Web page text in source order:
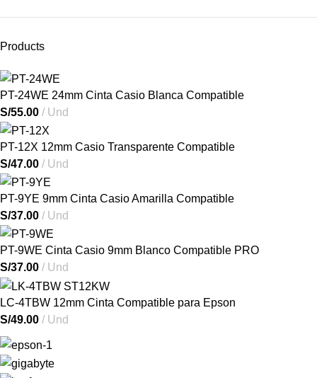
Products
PT-24WE 24mm Cinta Casio Blanca Compatible
S/55.00 Und
PT-12X 12mm Casio Transparente Compatible
S/47.00 Und
PT-9YE 9mm Cinta Casio Amarilla Compatible
S/37.00 Und
PT-9WE Cinta Casio 9mm Blanco Compatible PRO
S/37.00 Und
LC-4TBW 12mm Cinta Compatible para Epson
S/49.00 Und